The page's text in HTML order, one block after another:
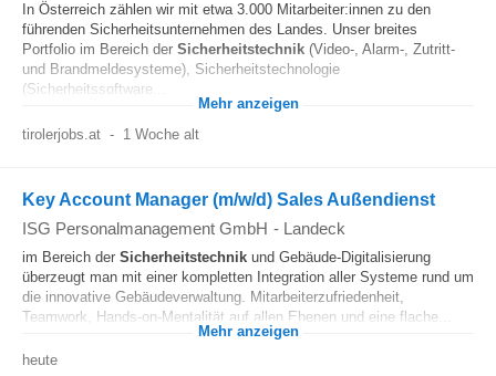
In Österreich zählen wir mit etwa 3.000 Mitarbeiter:innen zu den
führenden Sicherheitsunternehmen des Landes. Unser breites
Portfolio im Bereich der Sicherheitstechnik (Video-, Alarm-, Zutritt-
und Brandmeldesysteme), Sicherheitstechnologie
(Sicherheitssoftware...
Mehr anzeigen
tirolerjobs.at - 1 Woche alt
Key Account Manager (m/w/d) Sales Außendienst
ISG Personalmanagement GmbH - Landeck
im Bereich der Sicherheitstechnik und Gebäude-Digitalisierung
überzeugt man mit einer kompletten Integration aller Systeme rund um
die innovative Gebäudeverwaltung. Mitarbeiterzufriedenheit,
Teamwork, Hands-on-Mentalität auf allen Ebenen und eine flache...
Mehr anzeigen
heute